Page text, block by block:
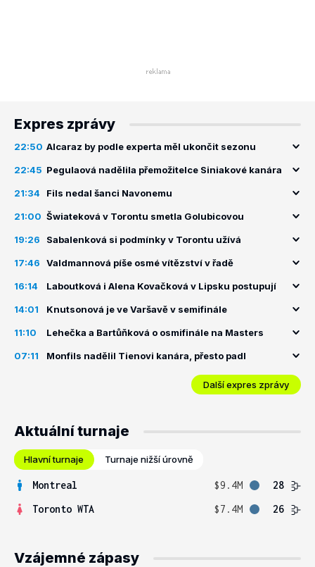
Expres zprávy
22:50 Alcaraz by podle experta měl ukončit sezonu
22:45 Pegulaová nadělila přemožitelce Siniakové kanára
21:34 Fils nedal šanci Navonemu
21:00 Šwiateková v Torontu smetla Golubicovou
19:26 Sabalenková si podmínky v Torontu užívá
17:46 Valdmannová píše osmé vítězství v řadě
16:14 Laboutková i Alena Kovačková v Lipsku postupují
14:01 Knutsonová je ve Varšavě v semifinále
11:10 Lehečka a Bartůňková o osmifinále na Masters
07:11 Monfils nadělil Tienovi kanára, přesto padl
Další expres zprávy
Aktuální turnaje
Hlavní turnaje Turnaje nižší úrovně
Montreal $9.4M
28
Toronto WTA
$7.4M 26
Vzájemné zápasy